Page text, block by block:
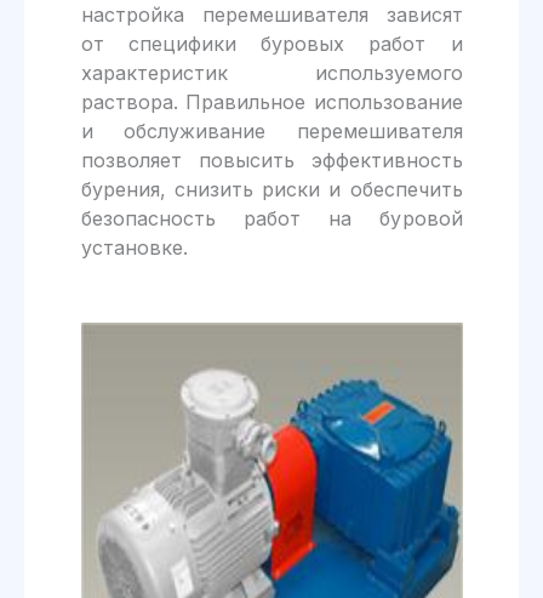
настройка перемешивателя зависят
от специфики буровых работ и
характеристик используемого
раствора. Правильное использование
и обслуживание перемешивателя
позволяет повысить эффективность
бурения, снизить риски и обеспечить
безопасность работ на буровой
установке.